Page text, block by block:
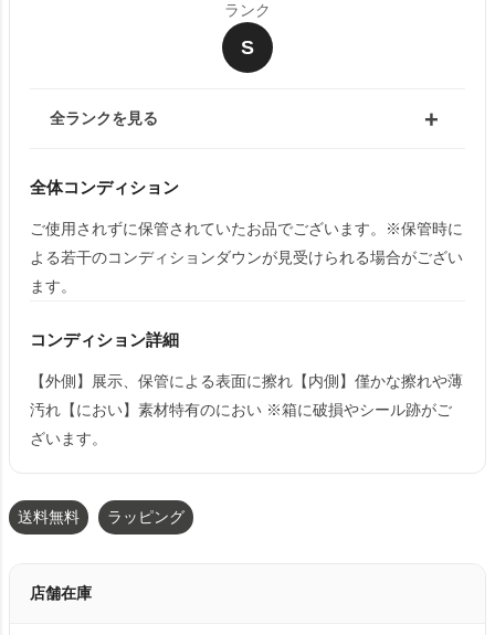
ランク
S
全ランクを見る
全体コンディション
ご使用されずに保管されていたお品でございます。※保管時に
よる若干のコンディションダウンが見受けられる場合がござい
ます。
コンディション詳細
【外側】展示、保管による表面に擦れ【内側】僅かな擦れや薄
汚れ【におい】素材特有のにおい ※箱に破損やシール跡がご
ざいます。
送料無料 ラッピング
店舗在庫